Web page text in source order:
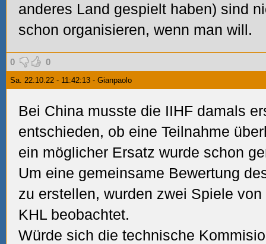
anderes Land gespielt haben) sind
schon organisieren, wenn man will.
0 0
Sa. 22.10.22 - 11:42:13 - Gianpaolo
Bei China musste die IIHF damals
entschieden, ob eine Teilnahme
ein möglicher Ersatz wurde schon
Um eine gemeinsame Bewertung
zu erstellen, wurden zwei Spiele
KHL beobachtet.
Würde sich die technische